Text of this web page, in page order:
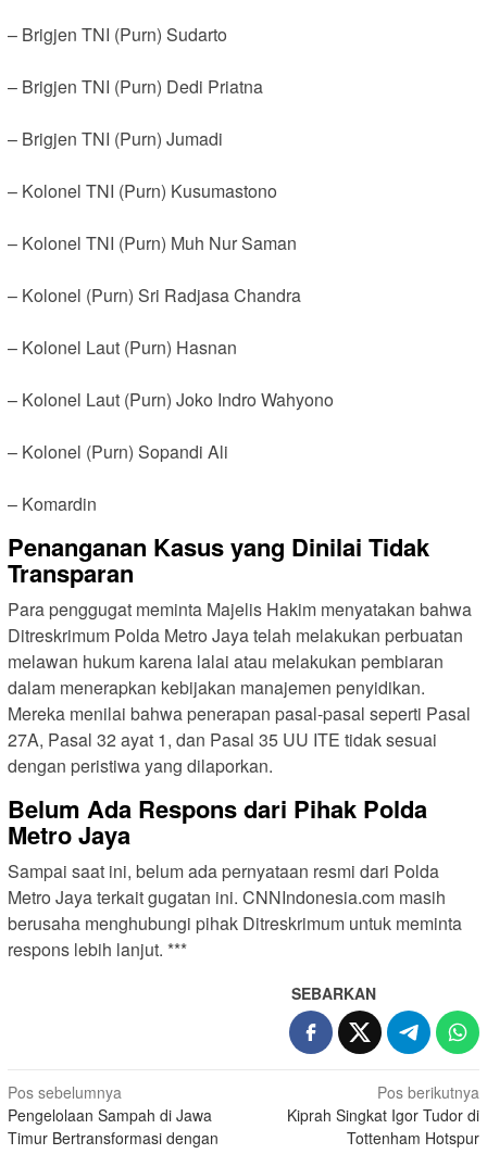
– Brigjen TNI (Purn) Sudarto
– Brigjen TNI (Purn) Dedi Priatna
– Brigjen TNI (Purn) Jumadi
– Kolonel TNI (Purn) Kusumastono
– Kolonel TNI (Purn) Muh Nur Saman
– Kolonel (Purn) Sri Radjasa Chandra
– Kolonel Laut (Purn) Hasnan
– Kolonel Laut (Purn) Joko Indro Wahyono
– Kolonel (Purn) Sopandi Ali
– Komardin
Penanganan Kasus yang Dinilai Tidak
Transparan
Para penggugat meminta Majelis Hakim menyatakan bahwa
Ditreskrimum Polda Metro Jaya telah melakukan perbuatan
melawan hukum karena lalai atau melakukan pembiaran
dalam menerapkan kebijakan manajemen penyidikan.
Mereka menilai bahwa penerapan pasal-pasal seperti Pasal
27A, Pasal 32 ayat 1, dan Pasal 35 UU ITE tidak sesuai
dengan peristiwa yang dilaporkan.
Belum Ada Respons dari Pihak Polda
Metro Jaya
Sampai saat ini, belum ada pernyataan resmi dari Polda
Metro Jaya terkait gugatan ini. CNNIndonesia.com masih
berusaha menghubungi pihak Ditreskrimum untuk meminta
respons lebih lanjut. ***
SEBARKAN
N
a
Pos sebelumnya
Pengelolaan Sampah di Jawa
Timur Bertransformasi dengan
Pos berikutnya
Kiprah Singkat Igor Tudor di
Tottenham Hotspur